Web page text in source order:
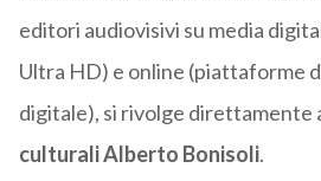
editori audiovisivi su media
Ultra HD) e online (piattaforme
digitale), si rivolge direttamente
culturali Alberto Bonisoli.